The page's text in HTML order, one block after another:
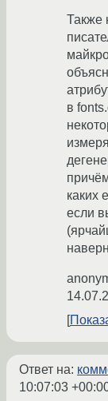
Также
в
каких
если
Ответ на:
10:07:03